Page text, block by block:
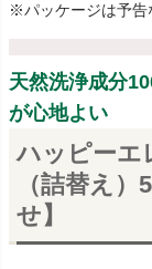
※パッケージは予告
天然洗浄成分
が心地よい
ハッピーエ
（詰替え
せ】